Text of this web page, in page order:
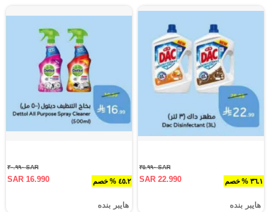
٣٦.١ % خصم
SAR ٣٥.٩٩٠
SAR 22.990
هايبر بنده
٤٥.٢ % خصم
SAR ٣٠.٩٩٠
SAR 16.990
هايبر بنده